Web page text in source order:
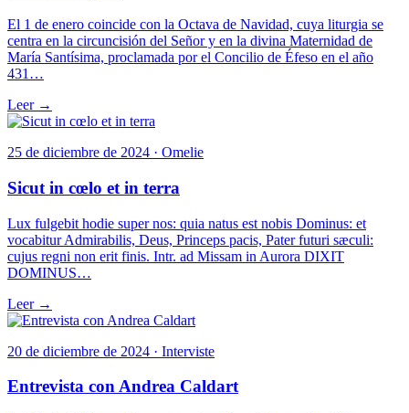
El 1 de enero coincide con la Octava de Navidad, cuya liturgia se
centra en la circuncisión del Señor y en la divina Maternidad de
María Santísima, proclamada por el Concilio de Éfeso en el año
431…
Leer →
25 de diciembre de 2024 · Omelie
Sicut in cœlo et in terra
Lux fulgebit hodie super nos: quia natus est nobis Dominus: et
vocabitur Admirabilis, Deus, Princeps pacis, Pater futuri sæculi:
cujus regni non erit finis. Intr. ad Missam in Aurora DIXIT
DOMINUS…
Leer →
20 de diciembre de 2024 · Interviste
Entrevista con Andrea Caldart